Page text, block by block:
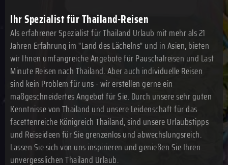
Ihr Spezialist für Thailand-Reisen
Als erfahrener Spezialist für Thailand Urlaub mit mehr als 21
Jahren Erfahrung im "Land des Lächelns" und in Asien, bieten
wir Ihnen umfangreiche Angebote für Pauschalreisen und Last
Minute Reisen nach Thailand. Aber auch individuelle Reisen
sind kein Problem für uns - wir erstellen gerne ein
maßgeschneidertes Angebot für Sie. Durch unsere sehr guten
Kenntnisse von Thailand und unsere Leidenschaft für das
facettenreiche Königreich Thailand, sind unsere Urlaubstipps
und Reiseideen für Sie grenzenlos und abwechslungsreich.
Lassen Sie sich von uns inspirieren und genießen Sie Ihren
unvergesslichen Thailand Urlaub.